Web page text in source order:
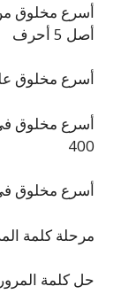
أصل 5 أحرف
أسرع مخلوق
أسرع مخلوق
400
أسرع مخلوق في
مرحلة كلمة المرور 310 أسرع
حل كلمة المرور 2 مرحلة 310 أسرع الحيوانات